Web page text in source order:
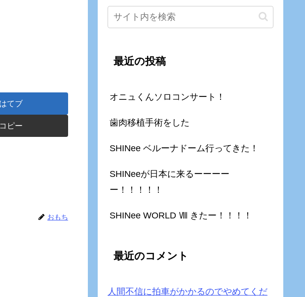
はてブ
コピー
おもち
最近の投稿
オニュくんソロコンサート！
歯肉移植手術をした
SHINee ベルーナドーム行ってきた！
SHINeeが日本に来るーーーー
ー！！！！！
SHINee WORLD Ⅷ きたー！！！！
最近のコメント
人間不信に拍車がかかるのでやめてくだ